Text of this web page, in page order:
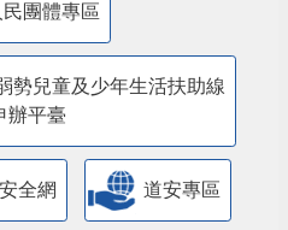
民團體專區
勢兒童及少年生活扶助線
辦平臺
全網 道安專區